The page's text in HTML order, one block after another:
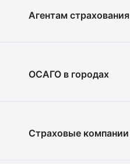
Агентам страхования
ОСАГО в городах
Страховые компании